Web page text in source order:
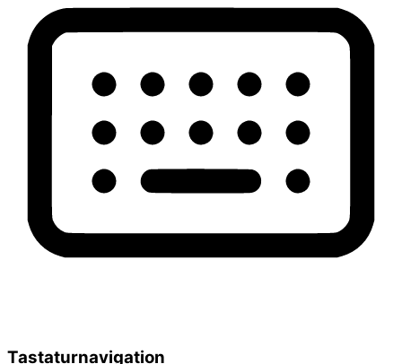
Tastaturnavigation